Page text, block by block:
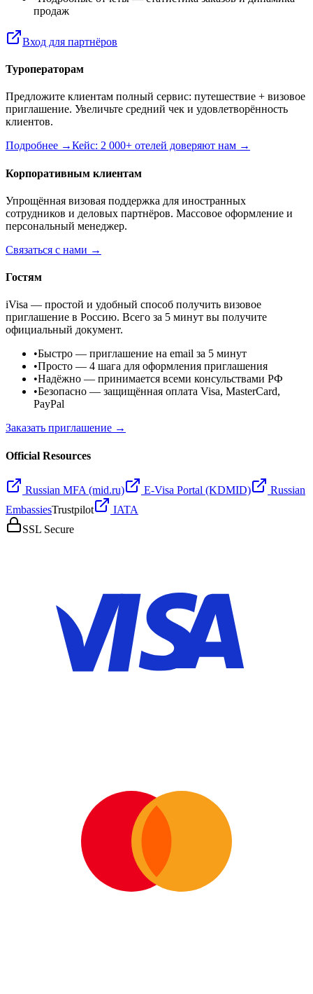
продаж
Вход для партнёров
Туроператорам
Предложите клиентам полный сервис: путешествие + визовое
приглашение. Увеличьте средний чек и удовлетворённость
клиентов.
Подробнее →Кейс: 2 000+ отелей доверяют нам →
Корпоративным клиентам
Упрощённая визовая поддержка для иностранных
сотрудников и деловых партнёров. Массовое оформление и
персональный менеджер.
Связаться с нами →
Гостям
iVisa — простой и удобный способ получить визовое
приглашение в Россию. Всего за 5 минут вы получите
официальный документ.
•Быстро — приглашение на email за 5 минут
•Просто — 4 шага для оформления приглашения
•Надёжно — принимается всеми консульствами РФ
•Безопасно — защищённая оплата Visa, MasterCard,
PayPal
Заказать приглашение →
Official Resources
Russian MFA (mid.ru) E-Visa Portal (KDMID)
Russian
EmbassiesTrustpilot
IATA
SSL Secure